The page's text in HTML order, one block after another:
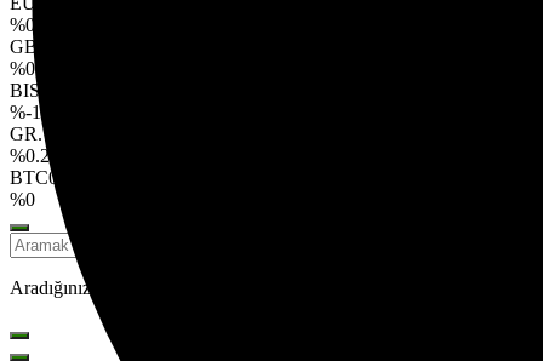
%0.10
GBP
%0.10
BIST
%-1.04
GR. ALTIN
%0.23
BTC0,000000
%0
Aradığınız kelimeyi yazın ve entera basın, kapatmak için esc butonuna